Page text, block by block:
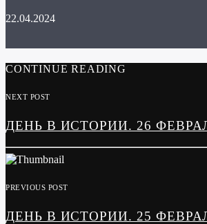
22.04.2024
CONTINUE READING
NEXT POST
ДЕНЬ В ИСТОРИИ. 26
PREVIOUS POST
ДЕНЬ В ИСТОРИИ. 25